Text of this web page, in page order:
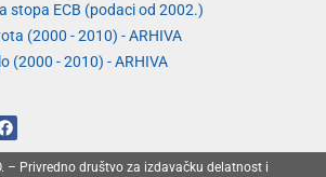
stopa ECB (podaci od 2002.)
(2000 - 2010) - ARHIVA
(2000 - 2010) - ARHIVA
– Privredno društvo za izdavačku delatnost i